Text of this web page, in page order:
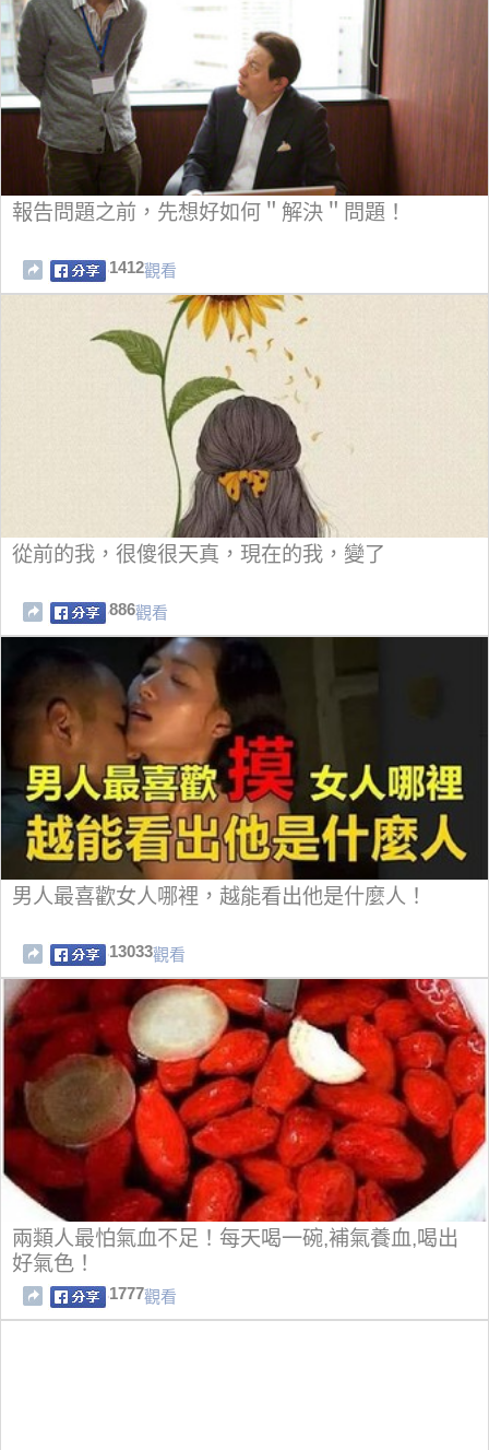
報告問題之前，先想好如何＂解決＂問題！
1412觀看
從前的我，很傻很天真，現在的我，變了
886觀看
男人最喜歡女人哪裡，越能看出他是什麼人！
13033觀看
兩類人最怕氣血不足！每天喝一碗,補氣養血,喝出
好氣色！
1777觀看